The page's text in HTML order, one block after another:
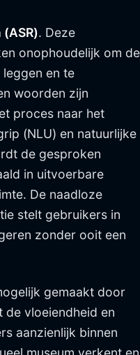
. Deze
onophoudelijk om de
en te
woorden zijn
proces naar het
(NLU) en natuurlijke
de gesproken
in uitvoerbare
De naadloze
stelt gebruikers in
zonder ooit een
gemaakt door
vloeiendheid en
aanzienlijk binnen